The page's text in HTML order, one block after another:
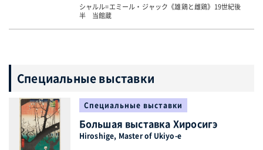
シャルル=エミール・ジャック《雄鶏と雌鶏》19世紀後
半 当館蔵
Специальные выставки
Специальные выставки
Большая выставка Хиросигэ
Hiroshige, Master of Ukiyo-e